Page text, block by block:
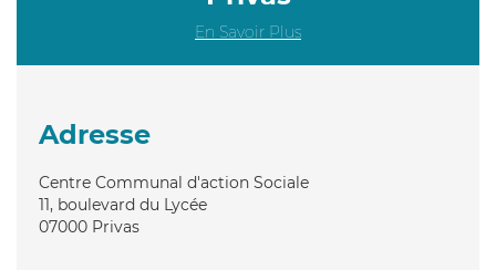
En Savoir Plus
Adresse
Centre Communal d'action Sociale
11, boulevard du Lycée
07000 Privas